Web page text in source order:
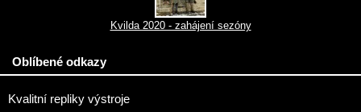
Kvilda 2020 - zahájení sezóny
Oblíbené odkazy
Kvalitní repliky výstroje